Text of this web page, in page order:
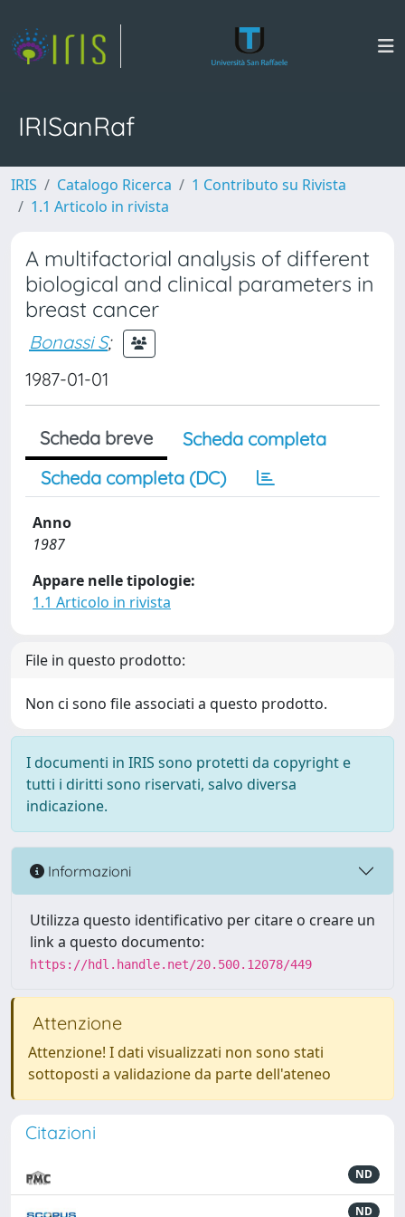
IRISanRaf
IRIS Catalogo Ricerca
1 Contributo su Rivista
1.1 Articolo in rivista
A multifactorial analysis of different
biological and clinical parameters in
breast cancer
Bonassi S;
1987-01-01
Scheda breve
Scheda completa
Scheda completa (DC)
Anno
1987
Appare nelle tipologie:
1.1 Articolo in rivista
File in questo prodotto:
Non ci sono file associati a questo prodotto.
I documenti in IRIS sono protetti da copyright e
tutti i diritti sono riservati, salvo diversa
indicazione.
Informazioni
Utilizza questo identificativo per citare o creare un
link a questo documento:
https://hdl.handle.net/20.500.12078/449
Attenzione
Attenzione! I dati visualizzati non sono stati
sottoposti a validazione da parte dell'ateneo
Citazioni
ND
ND